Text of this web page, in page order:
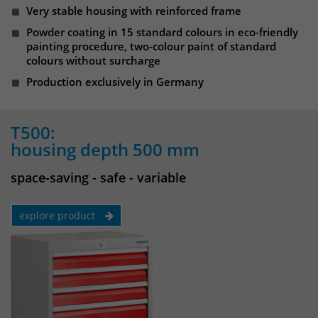
Very stable housing with reinforced frame
Powder coating in 15 standard colours in eco-friendly
painting procedure, two-colour paint of standard
colours without surcharge
Production exclusively in Germany
T500:
housing depth 500 mm
space-saving - safe - variable
explore product
Anbieter TYPO3
Laufzeit 1 Jahr
Besuchs der Webseite zu identifizieren.
Name _pk_id
Laufzeit
Zweck
Das Cookie wird von Matomo installiert.
Das Cookie wird verwendet, um
Kampagnendaten zu berechnen und
die Nutzung der Website für den
Analysebericht der Website zu
verfolgen. Die Cookies speichern
Informationen anonym und weisen
eine randoly generierte Nummer zu,
um eindeutige Besucher zu